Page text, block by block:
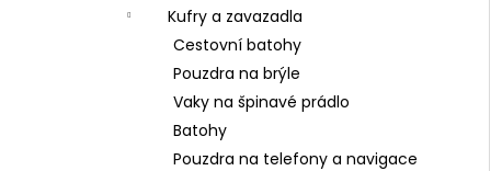
Kufry a zavazadla
Cestovní batohy
Pouzdra na brýle
Vaky na špinavé prádlo
Batohy
Pouzdra na telefony a navigace